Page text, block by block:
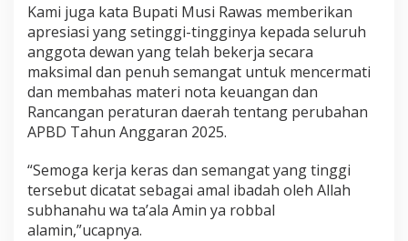
h
u
n
2
0
2
5
e
j
a
d
Kami juga kata Bupati Musi Rawas memberikan
apresiasi yang setinggi-tingginya kepada seluruh
anggota dewan yang telah bekerja secara
maksimal dan penuh semangat untuk mencermati
dan membahas materi nota keuangan dan
Rancangan peraturan daerah tentang perubahan
APBD Tahun Anggaran 2025.
“Semoga kerja keras dan semangat yang tinggi
tersebut dicatat sebagai amal ibadah oleh Allah
subhanahu wa ta’ala Amin ya robbal
alamin,”ucapnya.